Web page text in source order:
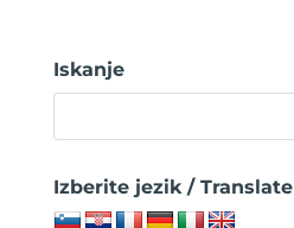
Iskanje
Izberite jezik / Translate